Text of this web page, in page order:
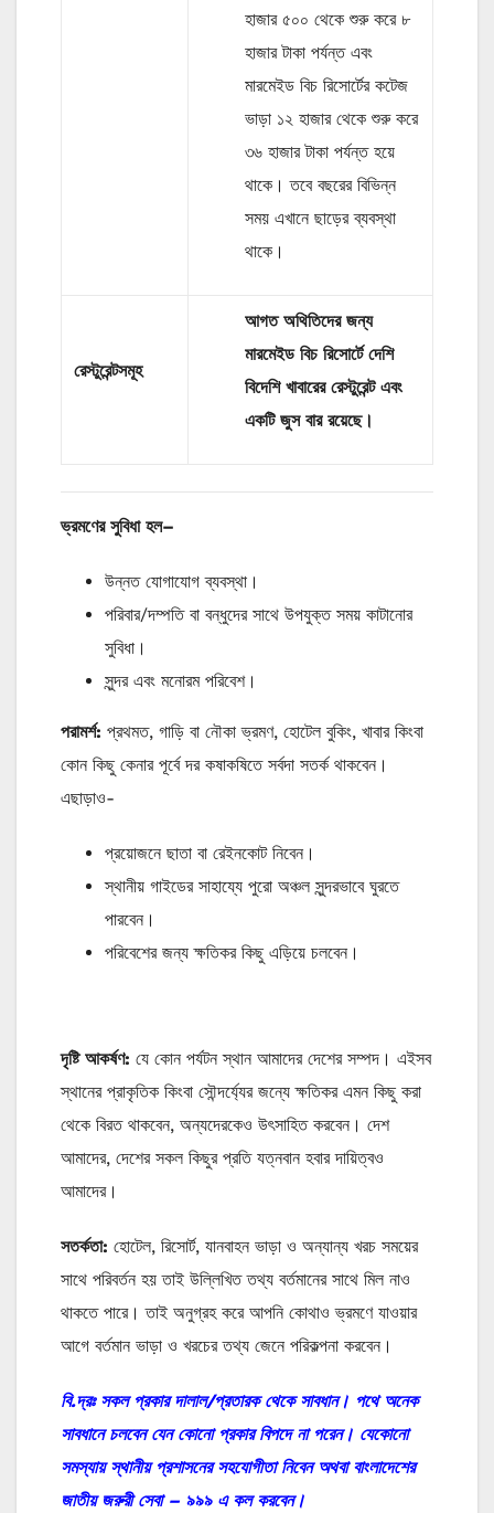
হাজার ৫০০ থেকে শুরু করে ৮
হাজার টাকা পর্যন্ত এবং
মারমেইড বিচ রিসোর্টের কটেজ
ভাড়া ১২ হাজার থেকে শুরু করে
৩৬ হাজার টাকা পর্যন্ত হয়ে
থাকে। তবে বছরের বিভিন্ন
সময় এখানে ছাড়ের ব্যবস্থা
থাকে।
রেস্টুরেন্টসমূহ
আগত অথিতিদের জন্য
মারমেইড বিচ রিসোর্টে দেশি
বিদেশি খাবারের রেস্টুরেন্ট এবং
একটি জুস বার রয়েছে।
ভ্রমণের সুবিধা হল–
উন্নত যোগাযোগ ব্যবস্থা।
পরিবার/দম্পতি বা বন্ধুদের সাথে উপযুক্ত সময় কাটানোর
সুবিধা।
সুন্দর এবং মনোরম পরিবেশ।
পরামর্শ: প্রথমত, গাড়ি বা নৌকা ভ্রমণ, হোটেল বুকিং, খাবার কিংবা
কোন কিছু কেনার পূর্বে দর কষাকষিতে সর্বদা সতর্ক থাকবেন।
এছাড়াও-
প্রয়োজনে ছাতা বা রেইনকোট নিবেন।
স্থানীয় গাইডের সাহায্যে পুরো অঞ্চল সুন্দরভাবে ঘুরতে
পারবেন।
পরিবেশের জন্য ক্ষতিকর কিছু এড়িয়ে চলবেন।
দৃষ্টি আকর্ষণ: যে কোন পর্যটন স্থান আমাদের দেশের সম্পদ। এইসব
স্থানের প্রাকৃতিক কিংবা সৌন্দর্য্যের জন্যে ক্ষতিকর এমন কিছু করা
থেকে বিরত থাকবেন, অন্যদেরকেও উৎসাহিত করবেন। দেশ
আমাদের, দেশের সকল কিছুর প্রতি যত্নবান হবার দায়িত্বও
আমাদের।
সতর্কতা: হোটেল, রিসোর্ট, যানবাহন ভাড়া ও অন্যান্য খরচ সময়ের
সাথে পরিবর্তন হয় তাই উল্লিখিত তথ্য বর্তমানের সাথে মিল নাও
থাকতে পারে। তাই অনুগ্রহ করে আপনি কোথাও ভ্রমণে যাওয়ার
আগে বর্তমান ভাড়া ও খরচের তথ্য জেনে পরিকল্পনা করবেন।
বি.দ্রঃ সকল প্রকার দালাল/প্রতারক থেকে সাবধান। পথে অনেক
সাবধানে চলবেন যেন কোনো প্রকার বিপদে না পরেন। যেকোনো
সমস্যায় স্থানীয় প্রশাসনের সহযোগীতা নিবেন অথবা বাংলাদেশের
জাতীয় জরুরী সেবা – ৯৯৯ এ কল করবেন।